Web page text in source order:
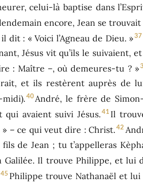
celui-là baptise dans
encore, Jean se
dit : « Voici l’Agneau de Dieu. »37
Jésus vit qu’ils le suivaient,
: Maître –, où demeures-tu ? »
et ils restèrent auprès de
midi).40André, le frère de
qui avaient suivi Jésus.41 Il
» – ce qui veut dire : Christ.42
fils de Jean ; tu t’appelleras
Galilée. Il trouve Philippe, et lui
45 Philippe trouve Nathanaël et